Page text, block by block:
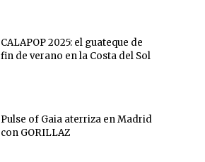
CALAPOP 2025: el guateque de
fin de verano en la Costa del Sol
Pulse of Gaia aterriza en Madrid
con GORILLAZ